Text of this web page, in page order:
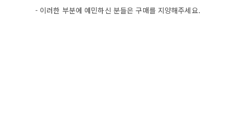
- 이러한 부분에 예민하신 분들은 구매를 지양해주세요.